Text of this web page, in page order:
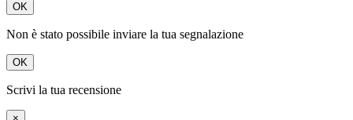
OK
Non è stato possibile inviare la tua segnalazione
OK
Scrivi la tua recensione